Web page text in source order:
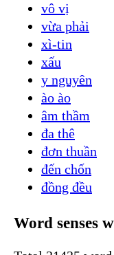
vô vị
vừa phải
xì-tin
xấu
y nguyên
ào ào
âm thầm
đa thê
đơn thuần
đến chốn
đồng đều
Word senses